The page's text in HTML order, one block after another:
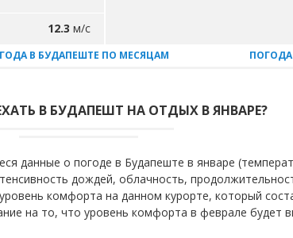
12.3 м/с
В БУДАПЕШТЕ ПО МЕСЯЦАМ ПОГОДА
В БУДАПЕШТ НА ОТДЫХ В ЯНВАРЕ?
данные о погоде в Будапеште в январе
дождей, облачность,
комфорта на данном курорте, который
на то, что уровень комфорта в феврале будет